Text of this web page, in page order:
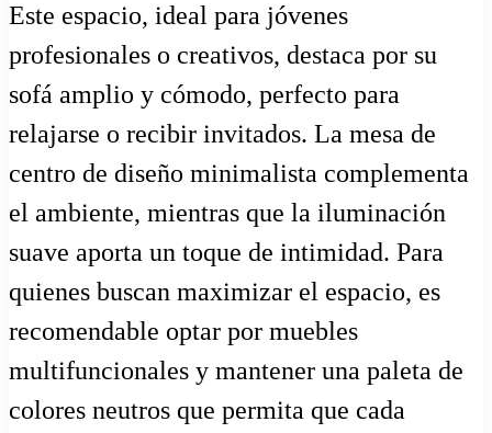
Este espacio, ideal para jóvenes
profesionales o creativos, destaca por su
sofá amplio y cómodo, perfecto para
relajarse o recibir invitados. La mesa de
centro de diseño minimalista complementa
el ambiente, mientras que la iluminación
suave aporta un toque de intimidad. Para
quienes buscan maximizar el espacio, es
recomendable optar por muebles
multifuncionales y mantener una paleta de
colores neutros que permita que cada